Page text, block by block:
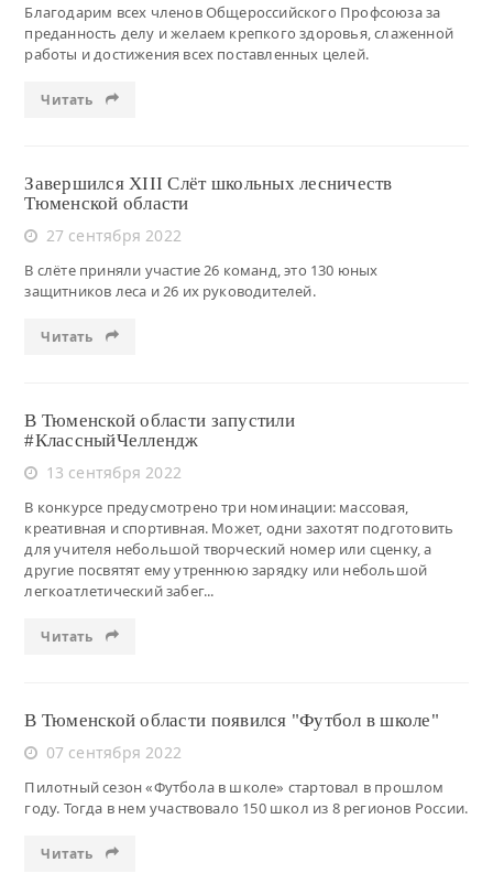
Благодарим всех членов Общероссийского Профсоюза за
преданность делу и желаем крепкого здоровья, слаженной
работы и достижения всех поставленных целей.
Читать
Завершился XIII Слёт школьных лесничеств
Тюменской области
27 сентября 2022
В слёте приняли участие 26 команд, это 130 юных
защитников леса и 26 их руководителей.
Читать
В Тюменской области запустили
#КлассныйЧеллендж
13 сентября 2022
В конкурсе предусмотрено три номинации: массовая,
креативная и спортивная. Может, одни захотят подготовить
для учителя небольшой творческий номер или сценку, а
другие посвятят ему утреннюю зарядку или небольшой
легкоатлетический забег...
Читать
В Тюменской области появился "Футбол в школе"
07 сентября 2022
Пилотный сезон «Футбола в школе» стартовал в прошлом
году. Тогда в нем участвовало 150 школ из 8 регионов России.
Читать